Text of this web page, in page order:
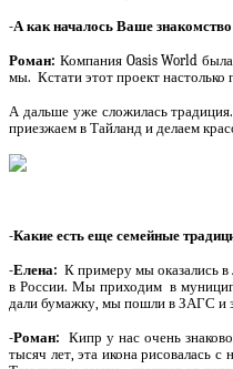
-А как началось Ваше
Роман: Компания Oasis World
мы. Кстати этот проект настолько
А дальше уже сложилась
приезжаем в Тайланд и делаем
-Какие есть еще семейные
-Елена: К примеру мы оказались в
в России. Мы приходим в
дали бумажку, мы пошли в ЗАГС и
-Роман: Кипр у нас очень
тысяч лет, эта икона рисовалась